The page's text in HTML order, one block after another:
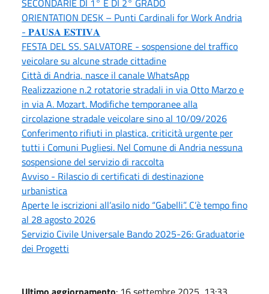
SECONDARIE DI 1° E DI 2° GRADO
ORIENTATION DESK – Punti Cardinali for Work Andria
- 𝐏𝐀𝐔𝐒𝐀 𝐄𝐒𝐓𝐈𝐕𝐀
FESTA DEL SS. SALVATORE - sospensione del traffico
veicolare su alcune strade cittadine
Città di Andria, nasce il canale WhatsApp
Realizzazione n.2 rotatorie stradali in via Otto Marzo e
in via A. Mozart. Modifiche temporanee alla
circolazione stradale veicolare sino al 10/09/2026
Conferimento rifiuti in plastica, criticità urgente per
tutti i Comuni Pugliesi. Nel Comune di Andria nessuna
sospensione del servizio di raccolta
Avviso - Rilascio di certificati di destinazione
urbanistica
Aperte le iscrizioni all’asilo nido “Gabelli”. C’è tempo fino
al 28 agosto 2026
Servizio Civile Universale Bando 2025-26: Graduatorie
dei Progetti